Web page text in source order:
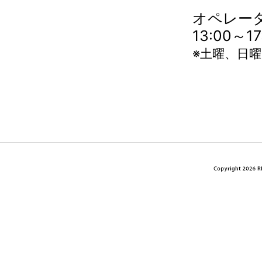
オペレー
13:00～
※土曜、日